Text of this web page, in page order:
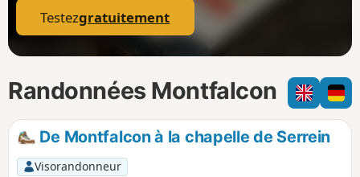
Testezgratuitement
Randonnées Montfalcon
De Montfalcon à la chapelle de Serrein
Visorandonneur